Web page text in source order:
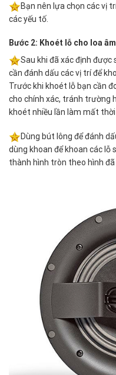
Bạn nên lựa chọn các vị
các yếu tố.
Bước 2: Khoét lỗ cho loa
Sau khi đã xác định được
cần đánh dấu các vị trí để
Trước khi khoét lỗ bạn cần
cho chính xác, tránh trường
khoét nhiều lần làm mất thời
Dùng bút lông để đánh
dùng khoan để khoan các lỗ
thành hình tròn theo hình đã